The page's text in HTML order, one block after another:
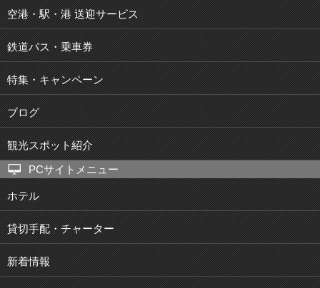
空港・駅・港 送迎サービス
鉄道パス・乗車券
特集・キャンペーン
ブログ
観光スポット紹介
PCサイトメニュー
ホテル
貸切手配・チャーター
新着情報